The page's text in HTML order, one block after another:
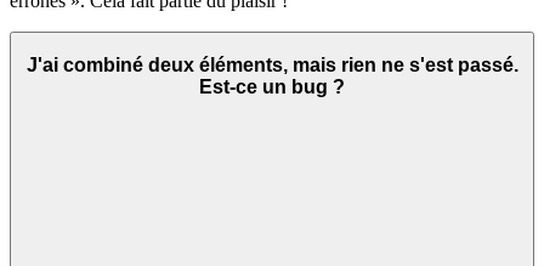
J'ai combiné deux éléments, mais rien ne s'est passé.
Est-ce un bug ?